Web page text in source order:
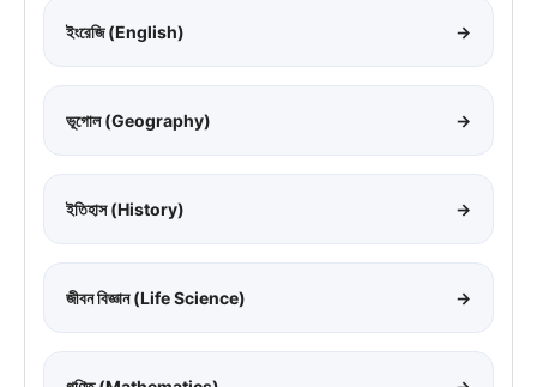
ইংরেজি (English) →
ভূগোল (Geography) →
ইতিহাস (History) →
জীবন বিজ্ঞান (Life Science) →